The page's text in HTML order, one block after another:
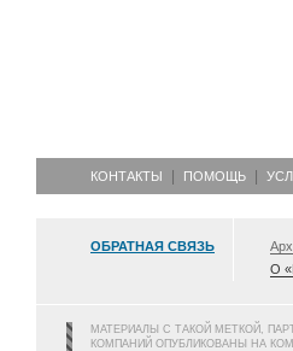
КОНТАКТЫ ПОМОЩЬ
ОБРАТНАЯ СВЯЗЬ
О
МАТЕРИАЛЫ С ТАКОЙ МЕТКОЙ,
КОМПАНИЙ ОПУБЛИКОВАНЫ НА